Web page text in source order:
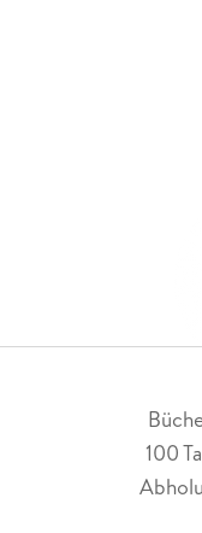
100